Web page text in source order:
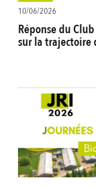
10/06/2026
Réponse du
sur la trajectoire